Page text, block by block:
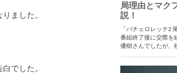
ました。
でした。